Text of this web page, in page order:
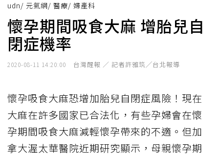
udn/ 元氣網/ 醫療/ 婦產科
懷孕期間吸食大麻 增胎兒自
閉症機率
2020-08-11 14:20:00 台灣醒報 ／ 記者許雅筑╱台北報導
懷孕吸食大麻恐增加胎兒自閉症風險！現在
大麻在許多國家已合法化，有些孕婦會在懷
孕期間吸食大麻減輕懷孕帶來的不適。但加
拿大渥太華醫院近期研究顯示，母親懷孕期